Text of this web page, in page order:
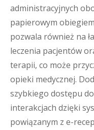
administracyjnych
papierowym
pozwala również na
leczenia pacjentów
terapii, co może
opieki medycznej.
szybkiego dostępu
interakcjach dzięki
powiązanym z e-